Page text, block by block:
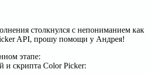
столкнулся с непониманием как
API, прошу помощи у Андрея!
этапе:
и скрипта Color Picker: